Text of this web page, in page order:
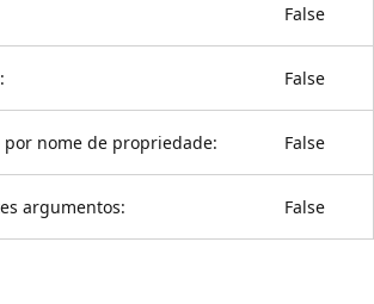
False
False
nome de propriedade: False
argumentos: False